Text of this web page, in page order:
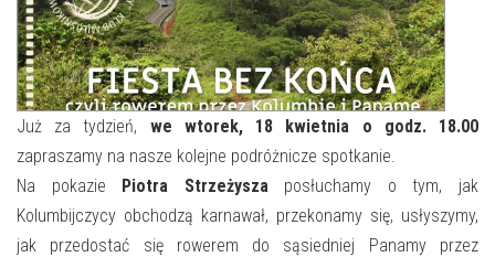
WYDARZENIA BIEŻĄCE
WYDARZYŁO SIĘ
STREFA WIEDZY O REGIONIE
STREFA KOLORU
FORMY STAŁE
NASZE FILIE
POLECANE STRONY
WYDARZENIA KULTURALNE
Już za tydzień, we wtorek, 18 kwietnia o godz. 18.00
zapraszamy na nasze kolejne podróżnicze spotkanie.
Na pokazie Piotra Strzeżyszaposłuchamy o tym, jak
Kolumbijczycy obchodzą karnawał, przekonamy się, usłyszymy,
jak przedostać się rowerem do sąsiedniej Panamy przez